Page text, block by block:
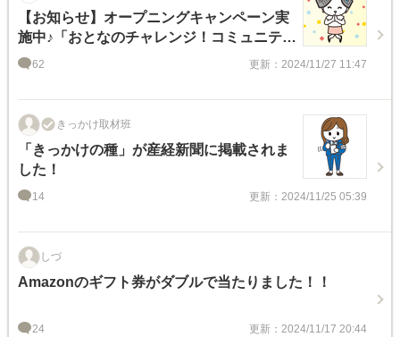
【お知らせ】オープニングキャンペーン実
施中♪「おとなのチャレンジ！コミュニテ
ィ」でおしゃべりしよう！
62 更新：2024/11/27 11:47
きっかけ取材班
「きっかけの種」が産経新聞に掲載されま
した！
14 更新：2024/11/25 05:39
しづ
Amazonのギフト券がダブルで当たりました！！
24 更新：2024/11/17 20:44